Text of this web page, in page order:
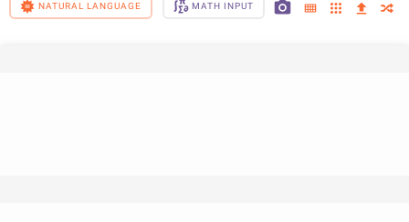
NATURAL LANGUAGE MATH INPUT